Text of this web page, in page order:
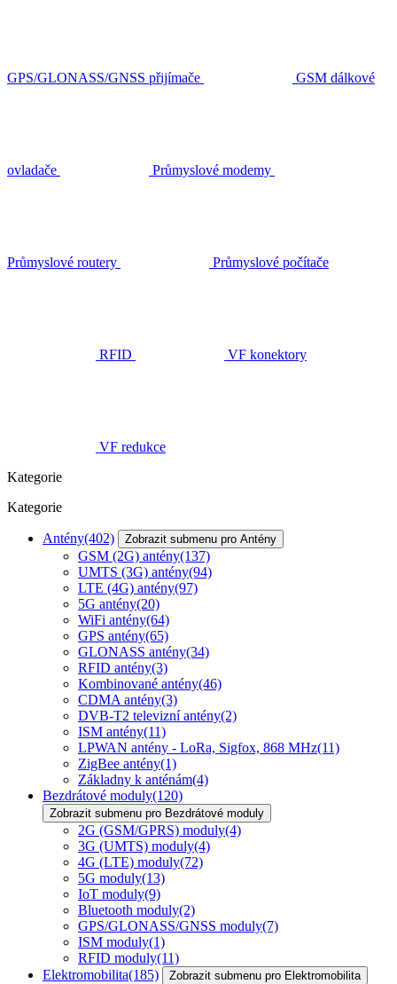
GPS/GLONASS/GNSS přijímače GSM dálkové
ovladače Průmyslové modemy
Průmyslové routery Průmyslové počítače
RFID VF konektory
VF redukce
Kategorie
Kategorie
Antény(402) Zobrazit submenu pro Antény
GSM (2G) antény(137)
UMTS (3G) antény(94)
LTE (4G) antény(97)
5G antény(20)
WiFi antény(64)
GPS antény(65)
GLONASS antény(34)
RFID antény(3)
Kombinované antény(46)
CDMA antény(3)
DVB-T2 televizní antény(2)
ISM antény(11)
LPWAN antény - LoRa, Sigfox, 868 MHz(11)
ZigBee antény(1)
Základny k anténám(4)
Bezdrátové moduly(120)
Zobrazit submenu pro Bezdrátové moduly
2G (GSM/GPRS) moduly(4)
3G (UMTS) moduly(4)
4G (LTE) moduly(72)
5G moduly(13)
IoT moduly(9)
Bluetooth moduly(2)
GPS/GLONASS/GNSS moduly(7)
ISM moduly(1)
RFID moduly(11)
Elektromobilita(185) Zobrazit submenu pro Elektromobilita